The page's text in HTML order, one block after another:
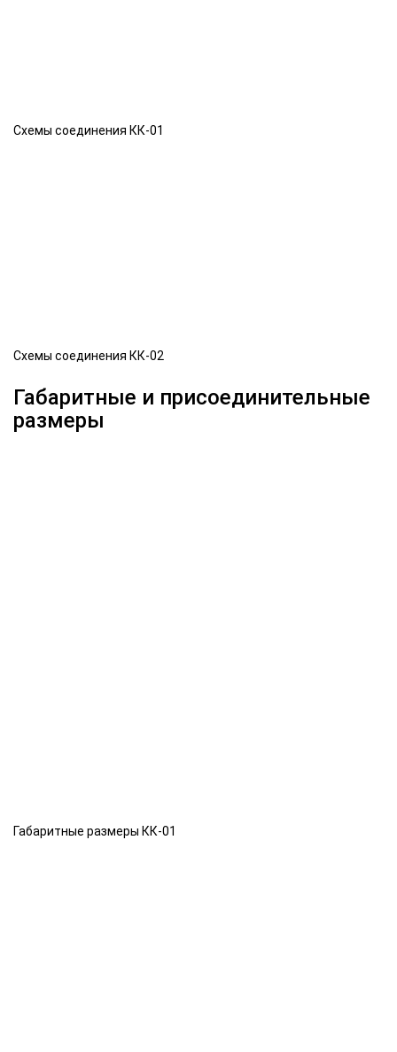
Схемы соединения КК-01
Схемы соединения КК-02
Габаритные и присоединительные
размеры
Габаритные размеры КК-01